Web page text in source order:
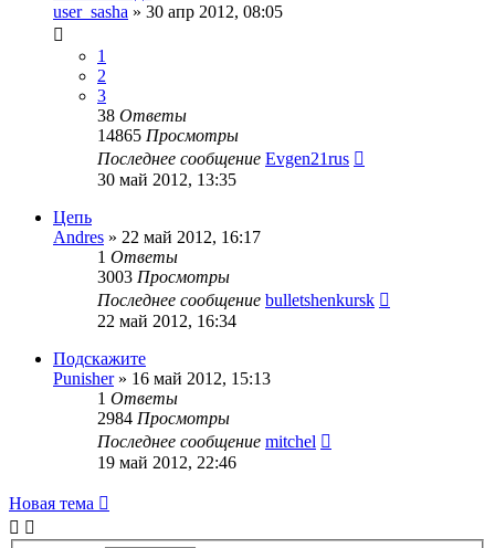
user_sasha » 30 апр 2012, 08:05
1
2
3
38 Ответы
14865 Просмотры
Последнее сообщение Evgen21rus
30 май 2012, 13:35
Цепь
Andres » 22 май 2012, 16:17
1 Ответы
3003 Просмотры
Последнее сообщение bulletshenkursk
22 май 2012, 16:34
Подскажите
Punisher» 16 май 2012, 15:13
1 Ответы
2984 Просмотры
Последнее сообщение mitchel
19 май 2012, 22:46
Новая тема